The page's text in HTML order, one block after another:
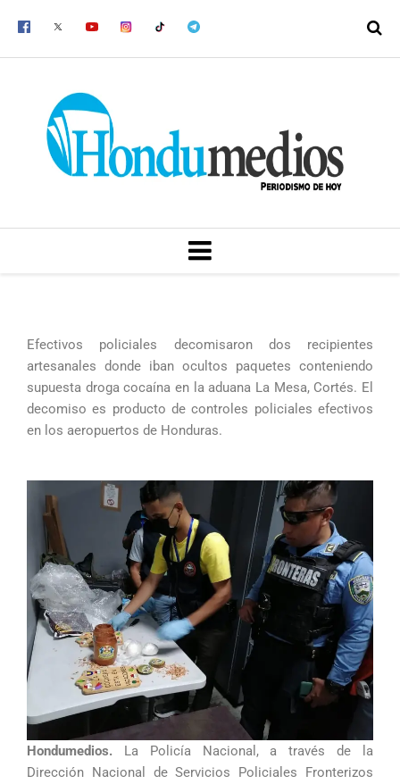
MENU
Efectivos policiales decomisaron dos recipientes
artesanales donde iban ocultos paquetes conteniendo
supuesta droga cocaína en la aduana La Mesa, Cortés. El
decomiso es producto de controles policiales efectivos
en los aeropuertos de Honduras.
Hondumedios. La Policía Nacional, a través de la
Dirección Nacional de Servicios Policiales Fronterizos